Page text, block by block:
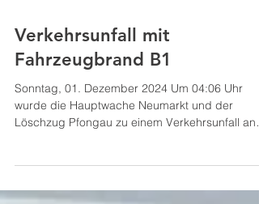
Verkehrsunfall mit
Fahrzeugbrand B1
Sonntag, 01. Dezember 2024 Um 04:06 Uhr
sich der verunfallte PKW bereits teilweise in